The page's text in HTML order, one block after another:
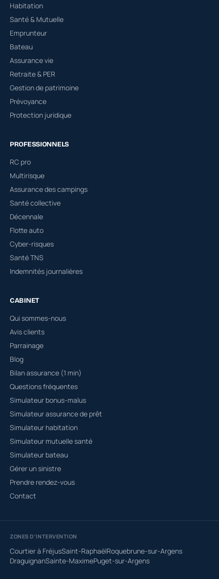
Habitation
Santé & Mutuelle
Emprunteur
Bateau
Assurance vie
Retraite & PER
Gestion de patrimoine
Prévoyance
Protection juridique
PROFESSIONNELS
RC pro
Multirisque
Assurance des campings
Santé collective
Décennale
Flotte auto
Cyber-risques
Santé TNS
Indemnités journalières
CABINET
Qui sommes-nous
Avis clients
Parrainage
Blog
Bilan assurance (1 min)
Questions fréquentes
Simulateur bonus-malus
Simulateur assurance de prêt
Simulateur habitation
Simulateur mutuelle santé
Simulateur bateau
Gérer un sinistre
Prendre rendez-vous
Contact
ZONES D'INTERVENTION
Courtier à FréjusSaint-RaphaëlRoquebrune-sur-Argens
DraguignanSainte-MaximePuget-sur-Argens